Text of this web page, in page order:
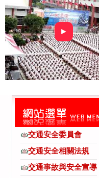
►
交通安全委員會
交通安全相關法規
交通事故與安全宣導